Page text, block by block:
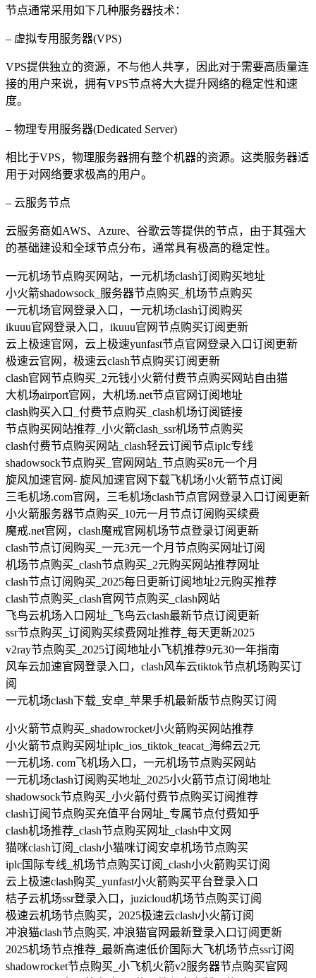
节点通常采用如下几种服务器技术：
– 虚拟专用服务器(VPS)
VPS提供独立的资源，不与他人共享，因此对于需要高质量连
接的用户来说，拥有VPS节点将大大提升网络的稳定性和速
度。
– 物理专用服务器(Dedicated Server)
相比于VPS，物理服务器拥有整个机器的资源。这类服务器适
用于对网络要求极高的用户。
– 云服务节点
云服务商如AWS、Azure、谷歌云等提供的节点，由于其强大
的基础建设和全球节点分布，通常具有极高的稳定性。
一元机场节点购买网站，一元机场clash订阅购买地址
小火箭shadowsock_服务器节点购买_机场节点购买
一元机场官网登录入口，一元机场clash订阅购买
ikuuu官网登录入口，ikuuu官网节点购买订阅更新
云上极速官网，云上极速yunfast节点官网登录入口订阅更新
极速云官网，极速云clash节点购买订阅更新
clash官网节点购买_2元钱小火箭付费节点购买网站自由猫
大机场airport官网，大机场.net节点官网订阅地址
clash购买入口_付费节点购买_clash机场订阅链接
节点购买网站推荐_小火箭clash_ssr机场节点购买
clash付费节点购买网站_clash轻云订阅节点iplc专线
shadowsock节点购买_官网网站_节点购买8元一个月
旋风加速官网- 旋风加速官网下载飞机场小火箭节点订阅
三毛机场.com官网，三毛机场clash节点官网登录入口订阅更新
小火箭服务器节点购买_10元一月节点订阅购买续费
魔戒.net官网，clash魔戒官网机场节点登录订阅更新
clash节点订阅购买_一元3元一个月节点购买网址订阅
机场节点购买_clash节点购买_2元购买网站推荐网址
clash节点订阅购买_2025每日更新订阅地址2元购买推荐
clash节点购买_clash官网节点购买_clash网站
飞鸟云机场入口网址_飞鸟云clash最新节点订阅更新
ssr节点购买_订阅购买续费网址推荐_每天更新2025
v2ray节点购买_2025订阅地址小飞机推荐9元30一年指南
风车云加速官网登录入口，clash风车云tiktok节点机场购买订
阅
一元机场clash下载_安卓_苹果手机最新版节点购买订阅
小火箭节点购买_shadowrocket小火箭购买网站推荐
小火箭节点购买网址iplc_ios_tiktok_teacat_海绵云2元
一元机场. com飞机场入口，一元机场节点购买网站
一元机场clash订阅购买地址_2025小火箭节点订阅地址
shadowsock节点购买_小火箭付费节点购买订阅推荐
clash订阅节点购买充值平台网址_专属节点付费知乎
clash机场推荐_clash节点购买网址_clash中文网
猫咪clash订阅_clash小猫咪订阅安卓机场节点购买
iplc国际专线_机场节点购买订阅_clash小火箭购买订阅
云上极速clash购买_yunfast小火箭购买平台登录入口
桔子云机场ssr登录入口，juzicloud机场节点购买订阅
极速云机场节点购买，2025极速云clash小火箭订阅
冲浪猫clash节点购买, 冲浪猫官网最新登录入口订阅更新
2025机场节点推荐_最新高速低价国际大飞机场节点ssr订阅
shadowrocket节点购买_小飞机火箭v2服务器节点购买官网